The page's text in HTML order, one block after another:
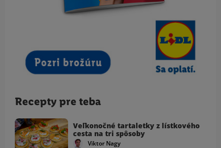
Recepty pre teba
Veľkonočné tartaletky z lístkového
cesta na tri spôsoby
Viktor Nagy